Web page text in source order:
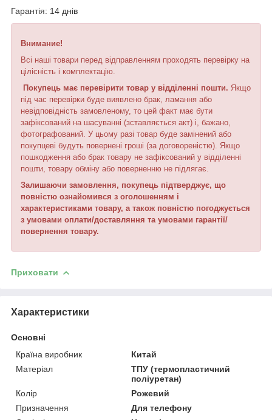
Гарантія: 14 днів
Внимание!
Всі наші товари перед відправленням проходять перевірку на
цілісність і комплектацію.
Покупець має перевірити товар у відділенні пошти. Якщо
під час перевірки буде виявлено брак, ламання або
невідповідність замовленому, то цей факт має бути
зафіксований на шасуванні (зставляється акт) і, бажано,
фотографований. У цьому разі товар буде замінений або
покупцеві будуть повернені гроші (за договореністю). Якщо
пошкодження або брак товару не зафіксований у відділенні
пошти, товару обміну або поверненню не підлягає.
Залишаючи замовлення, покупець підтверджує, що
повністю ознайомився з оголошенням і
характеристиками товару, а також повністю погоджується
з умовами оплати/доставляння та умовами гарантії/
повернення товару.
Приховати
Характеристики
Основні
Країна виробник
Китай
Матеріал
ТПУ (термопластичний
поліуретан)
Колір
Рожевий
Призначення
Для телефону